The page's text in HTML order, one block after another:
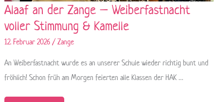
Alaaf an der Zange – Weiberfastnacht
voller Stimmung & Kamelle
12. Februar 2026/Zange
An Weiberfastnacht wurde es an unserer Schule wieder richtig bunt und
fröhlich! Schon früh am Morgen feierten alle Klassen der HAK …